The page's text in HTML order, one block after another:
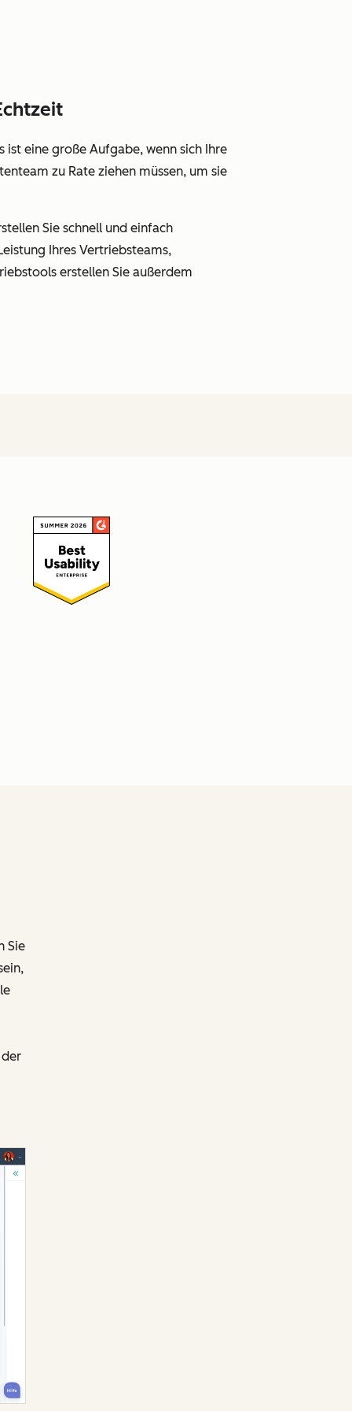
eine große Aufgabe, wenn sich Ihre
zu Rate ziehen müssen, um sie
Sie schnell und einfach
Ihres Vertriebsteams,
erstellen Sie außerdem
Sie